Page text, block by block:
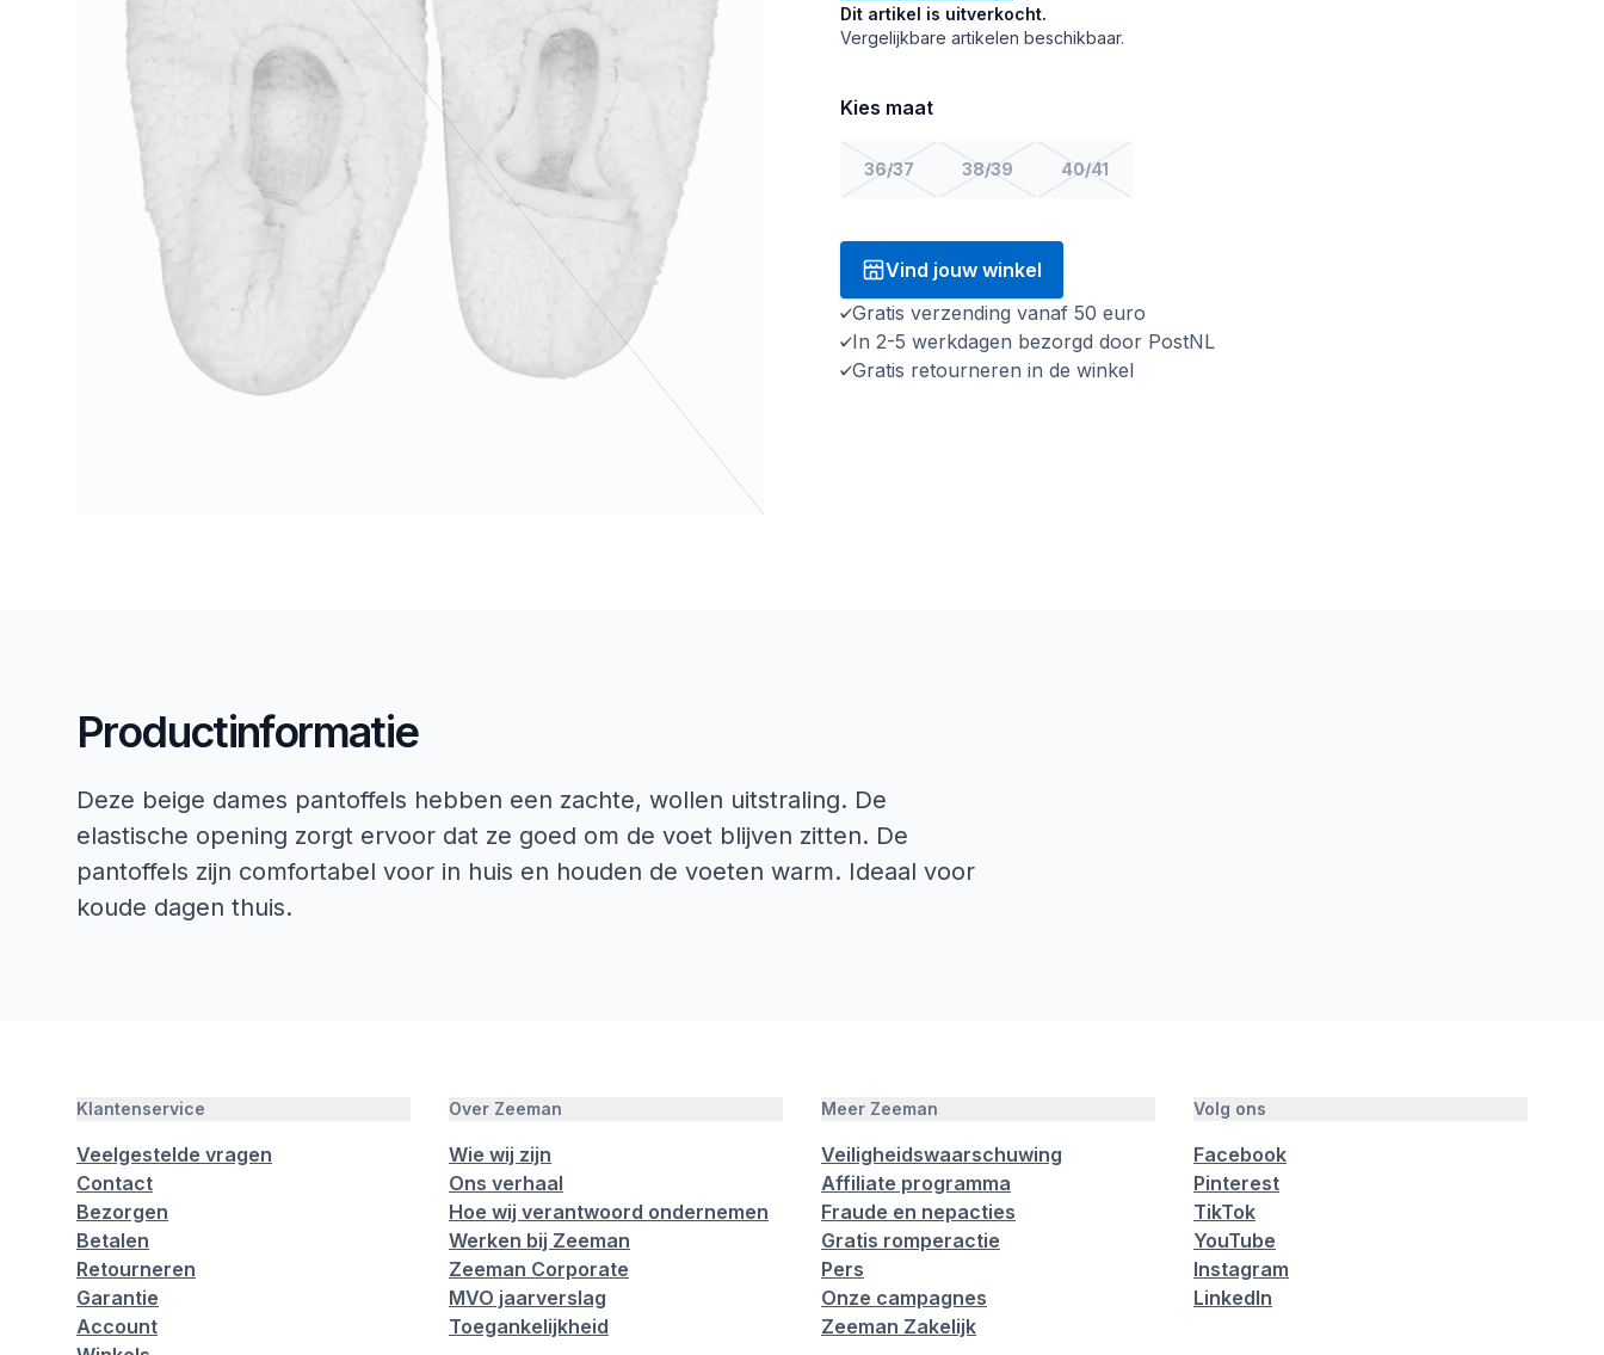
Dit artikel is uitverkocht.
Vergelijkbare artikelen beschikbaar.
Kies maat
36/37 38/39 40/41
Vind jouw winkel
Gratis verzending vanaf 50 euro
In 2-5 werkdagen bezorgd door PostNL
Gratis retourneren in de winkel
Productinformatie
Deze beige dames pantoffels hebben een zachte, wollen uitstraling. De
elastische opening zorgt ervoor dat ze goed om de voet blijven zitten. De
pantoffels zijn comfortabel voor in huis en houden de voeten warm. Ideaal voor
koude dagen thuis.
Klantenservice
Veelgestelde vragen
Contact
Bezorgen
Betalen
Retourneren
Garantie
Account
Over Zeeman
Wie wij zijn
Ons verhaal
Hoe wij verantwoord ondernemen
Werken bij Zeeman
Zeeman Corporate
MVO jaarverslag
Toegankelijkheid
Meer Zeeman
Veiligheidswaarschuwing
Affiliate programma
Fraude en nepacties
Gratis romperactie
Pers
Onze campagnes
Zeeman Zakelijk
Volg ons
Facebook
Pinterest
TikTok
YouTube
Instagram
LinkedIn